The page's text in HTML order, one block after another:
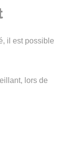
il est possible
lors de